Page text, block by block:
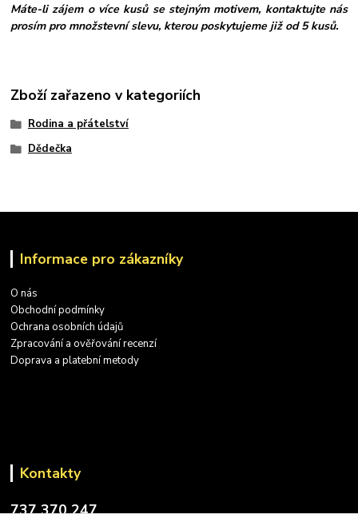
Máte-li zájem o více kusů se stejným motivem, kontaktujte nás
prosím pro množstevní slevu, kterou poskytujeme již od 5 kusů.
Zboží zařazeno v kategoriích
Rodina a přátelství
Dědečka
Informace pro zákazníky
O nás
Obchodní podmínky
Ochrana osobních údajů
Zpracování a ověřování recenzí
Doprava a platební metody
Kontakty
737 370 247